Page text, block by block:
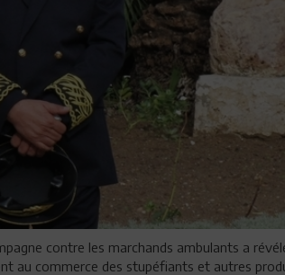
contre les marchands ambulants a
au commerce des stupéfiants et autres